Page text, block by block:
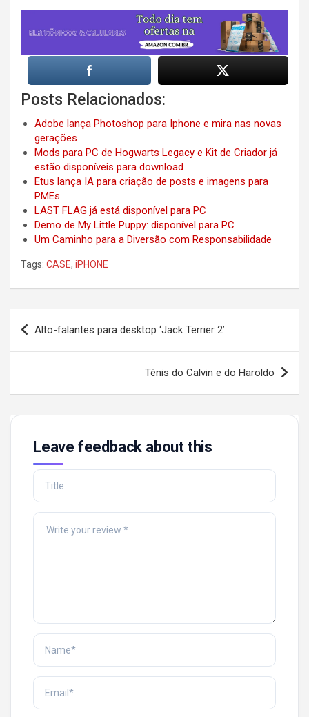
Posts Relacionados:
Adobe lança Photoshop para Iphone e mira nas novas
gerações
Mods para PC de Hogwarts Legacy e Kit de Criador já
estão disponíveis para download
Etus lança IA para criação de posts e imagens para
PMEs
LAST FLAG já está disponível para PC
Demo de My Little Puppy: disponível para PC
Um Caminho para a Diversão com Responsabilidade
Tags: CASE, iPHONE
Post
navigation
Alto-falantes para desktop ‘Jack Terrier 2’
Tênis do Calvin e do Haroldo
Leave feedback about this